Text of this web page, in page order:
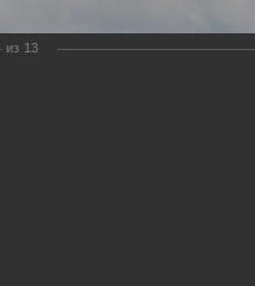
из 13